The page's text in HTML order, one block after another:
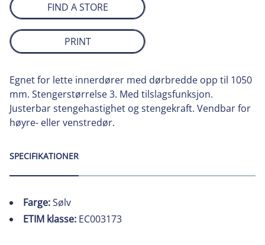
FIND A STORE
PRINT
Egnet for lette innerdører med dørbredde opp til 1050
mm. Stengerstørrelse 3. Med tilslagsfunksjon.
Justerbar stengehastighet og stengekraft. Vendbar for
høyre- eller venstredør.
SPECIFIKATIONER
Farge:Sølv
ETIM klasse: EC003173